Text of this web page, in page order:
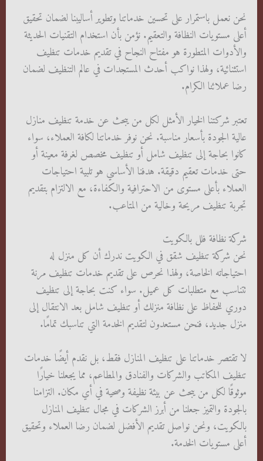
نحن نعمل باستمرار على تحسين خدماتنا وتطوير أساليبنا لضمان تحقيق
أعلى مستويات النظافة والتعقيم. نؤمن بأن استخدام التقنيات الحديثة
والأدوات المتطورة هو مفتاح النجاح في تقديم خدمات تنظيف
استثنائية، ولهذا نواكب أحدث المستجدات في عالم التنظيف لضمان
رضا عملائنا الكرام.
تعتبر شركتنا الخيار الأمثل لكل من يبحث عن خدمة تنظيف منازل
عالية الجودة بأسعار مناسبة. نحن نوفر خدماتنا لكافة العملاء، سواء
كانوا بحاجة إلى تنظيف شامل أو تنظيف مخصص لغرفة معينة أو
حتى خدمات تعقيم دقيقة. هدفنا الأساسي هو تلبية احتياجات
العملاء بأعلى مستوى من الاحترافية والكفاءة، مع الالتزام بتقديم
تجربة تنظيف مريحة وخالية من المتاعب.
شركة نظافة فلل بالكويت
نحن شركة تنظيف شقق في الكويت ندرك أن كل منزل له
احتياجاته الخاصة، ولهذا نحرص على تقديم خدمات تنظيف مرنة
تتناسب مع متطلبات كل عميل. سواء كنت بحاجة إلى تنظيف
دوري للحفاظ على نظافة منزلك أو تنظيف شامل بعد الانتقال إلى
منزل جديد، فنحن مستعدون لتقديم الخدمة التي تناسبك تمامًا.
لا تقتصر خدماتنا على تنظيف المنازل فقط، بل نقدم أيضًا خدمات
تنظيف المكاتب والشركات والفنادق والمطاعم، مما يجعلنا خيارًا
موثوقًا لكل من يبحث عن بيئة نظيفة وصحية في أي مكان. التزامنا
بالجودة والتميز جعلنا من أبرز الشركات في مجال تنظيف المنازل
بالكويت، ونحن نواصل تقديم الأفضل لضمان رضا العملاء وتحقيق
أعلى مستويات الخدمة.